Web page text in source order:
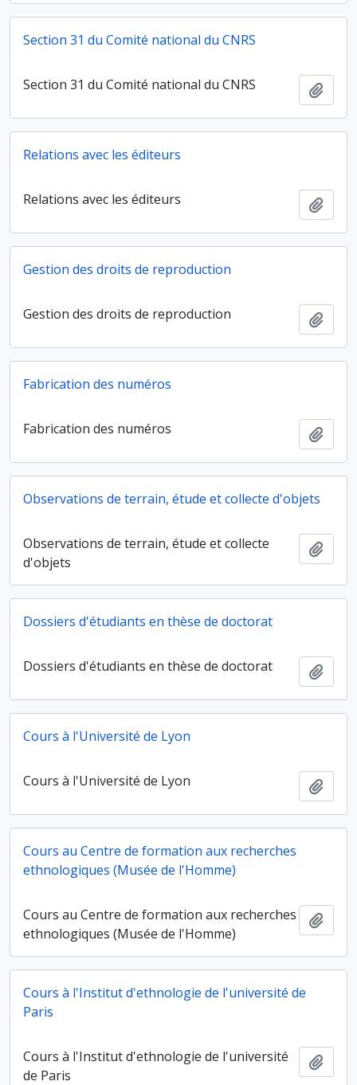
Section 31 du Comité national du CNRS
Section 31 du Comité national du CNRS
Relations avec les éditeurs
Relations avec les éditeurs
Gestion des droits de reproduction
Gestion des droits de reproduction
Fabrication des numéros
Fabrication des numéros
Observations de terrain, étude et collecte d'objets
Observations de terrain, étude et collecte
d'objets
Dossiers d'étudiants en thèse de doctorat
Dossiers d'étudiants en thèse de doctorat
Cours à l'Université de Lyon
Cours à l'Université de Lyon
Cours au Centre de formation aux recherches
ethnologiques (Musée de l'Homme)
Cours au Centre de formation aux recherches
ethnologiques (Musée de l'Homme)
Cours à l'Institut d'ethnologie de l'université de
Paris
Cours à l'Institut d'ethnologie de l'université
de Paris